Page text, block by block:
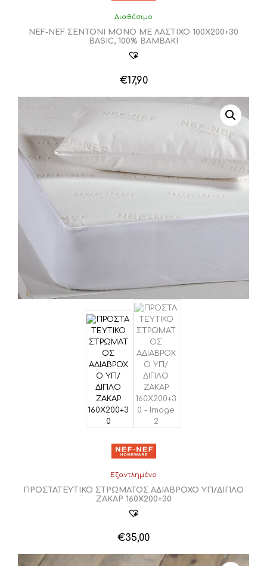
Διαθέσιμο
NEF-NEF ΣΕΝΤΟΝΙ ΜΟΝΟ ΜΕ ΛΑΣΤΙΧΟ 100Χ200+30
BASIC, 100% BAMBAKI
€17,90
προϊόν
επιλογές
μπορούν
στη
Εξαντλημένο
ΠΡΟΣΤΑΤΕΥΤΙΚΟ ΣΤΡΩΜΑΤΟΣ ΑΔΙΑΒΡΟΧΟ ΥΠ/ΔΙΠΛΟ
ΖΑΚΑΡ 160Χ200+30
€35,00